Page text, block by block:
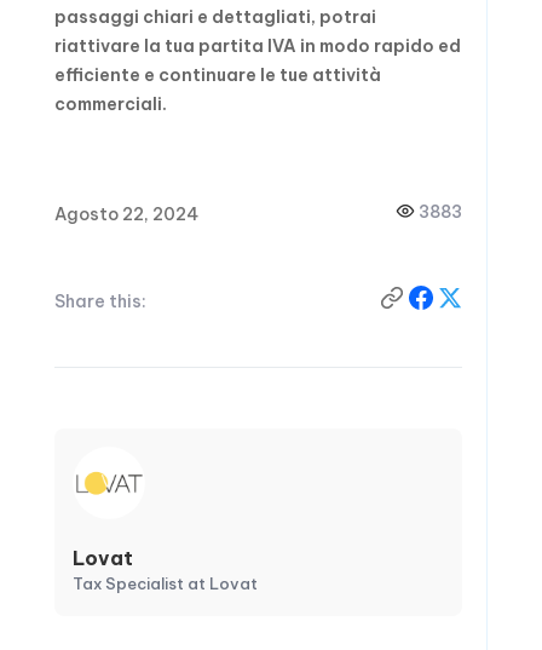
passaggi chiari e dettagliati, potrai
riattivare la tua partita IVA in modo rapido ed
efficiente e continuare le tue attività
commerciali.
Agosto 22, 2024 3883
Share this:
Lovat
Tax Specialist at Lovat